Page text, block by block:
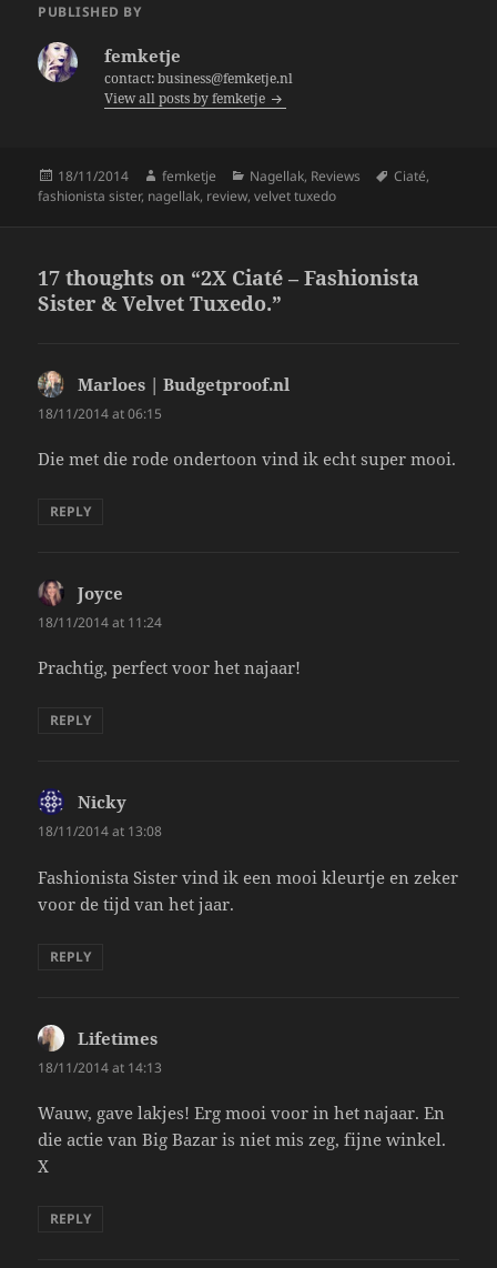
PUBLISHED BY
femketje
contact: business@femketje.nl
View all posts by femketje
Posted
on
18/11/2014 Author
femketje Categories
Nagellak, Reviews Tags
Ciaté,
fashionista sister, nagellak, review,velvet tuxedo
17 thoughts on “2X Ciaté – Fashionista
Sister & Velvet Tuxedo.”
Marloes | Budgetproof.nl
18/11/2014 at 06:15
Die met die rode ondertoon vind ik echt super mooi.
REPLY
Joyce
18/11/2014 at 11:24
Prachtig, perfect voor het najaar!
REPLY
Nicky
18/11/2014 at 13:08
Fashionista Sister vind ik een mooi kleurtje en zeker
voor de tijd van het jaar.
REPLY
Lifetimes
18/11/2014 at 14:13
Wauw, gave lakjes! Erg mooi voor in het najaar. En
die actie van Big Bazar is niet mis zeg, fijne winkel.
X
REPLY